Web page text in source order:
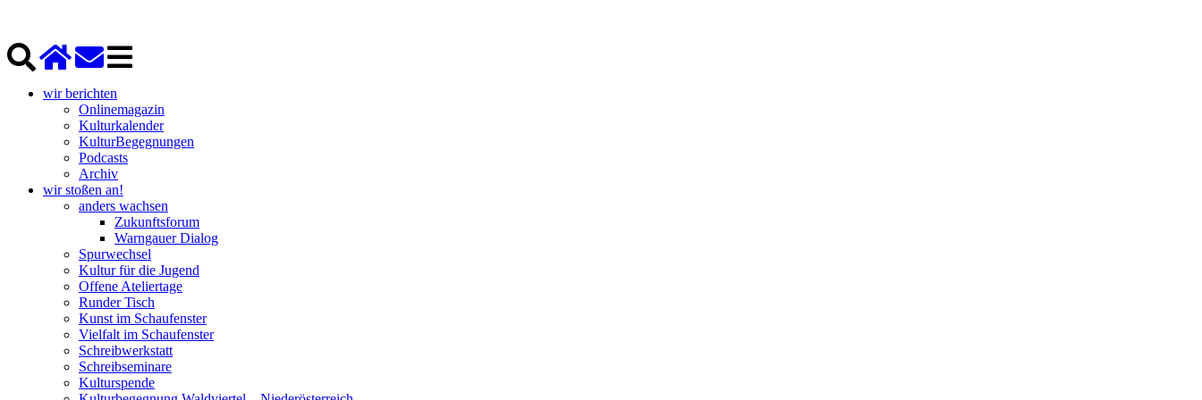
wir berichten
Onlinemagazin
Kulturkalender
KulturBegegnungen
Podcasts
Archiv
wir stoßen an!
anders wachsen
Zukunftsforum
Warngauer Dialog
Spurwechsel
Kultur für die Jugend
Offene Ateliertage
Runder Tisch
Kunst im Schaufenster
Vielfalt im Schaufenster
Schreibwerkstatt
Schreibseminare
Kulturspende